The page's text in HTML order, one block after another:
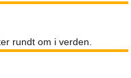
rundt om i verden.